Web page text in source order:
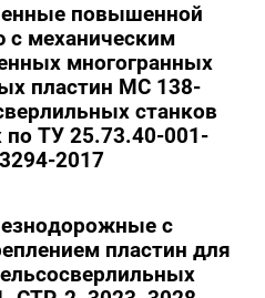
повышенной
с механическим
многогранных
пластин МС 138-
станков
по ТУ 25.73.40-001-
2017
с
пластин для